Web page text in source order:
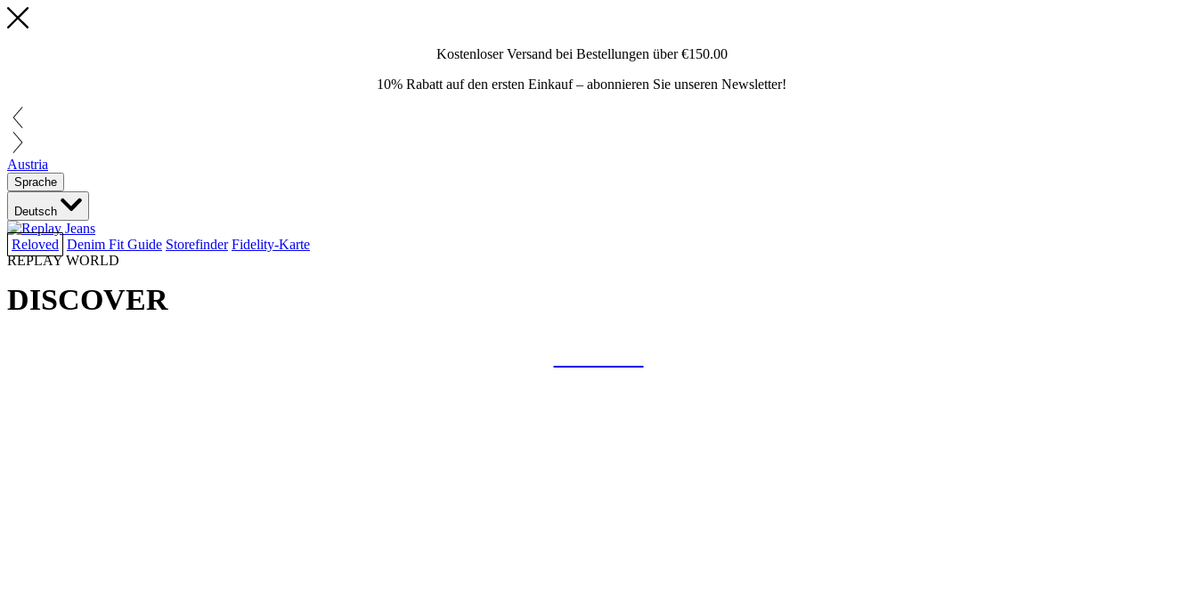
Kostenloser Versand bei Bestellungen über€150.00
10% Rabatt auf den ersten Einkauf – abonnieren Sie unseren Newsletter!
Austria
Sprache
Deutsch
Reloved Denim Fit Guide Storefinder Fidelity-Karte
REPLAY WORLD
DISCOVER